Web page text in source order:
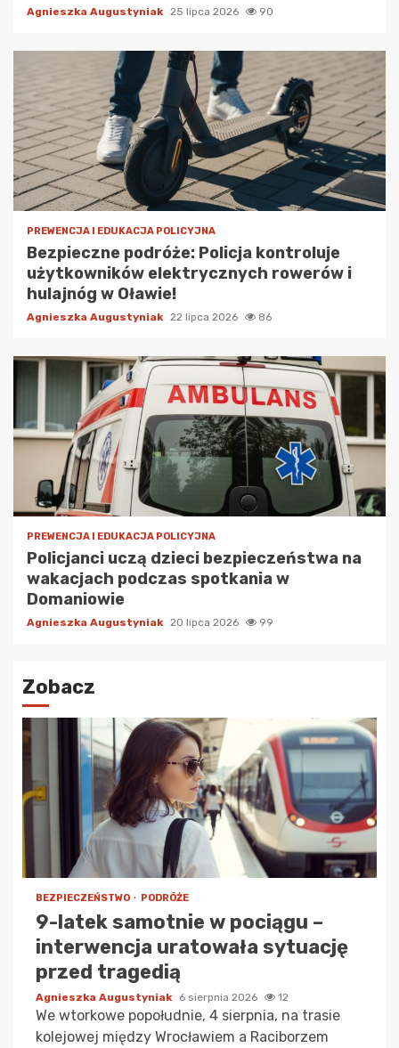
Agnieszka Augustyniak 25 lipca 2026 90
PREWENCJA I EDUKACJA POLICYJNA
Bezpieczne podróże: Policja kontroluje
użytkowników elektrycznych rowerów i
hulajnóg w Oławie!
Agnieszka Augustyniak 22 lipca 2026 86
PREWENCJA I EDUKACJA POLICYJNA
Policjanci uczą dzieci bezpieczeństwa na
wakacjach podczas spotkania w
Domaniowie
Agnieszka Augustyniak 20 lipca 2026 99
Zobacz
BEZPIECZEŃSTWO PODRÓŻE
9-latek samotnie w pociągu –
interwencja uratowała sytuację
przed tragedią
Agnieszka Augustyniak 6 sierpnia 2026 12
We wtorkowe popołudnie, 4 sierpnia, na trasie
kolejowej między Wrocławiem a Raciborzem